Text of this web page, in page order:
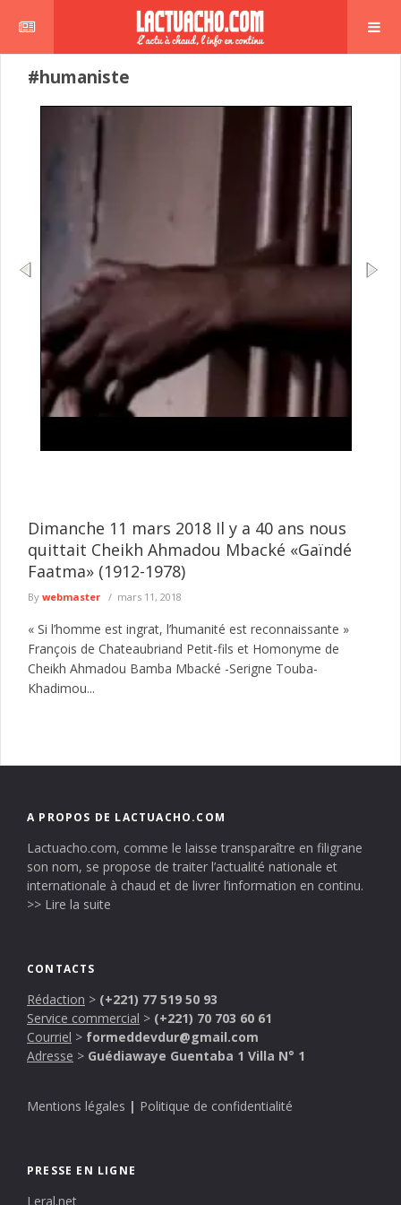
#humaniste
Dimanche 11 mars 2018 Il y a 40 ans nous
quittait Cheikh Ahmadou Mbacké «Gaïndé
Faatma» (1912-1978)
By webmaster mars 11, 2018
« Si l’homme est ingrat, l’humanité est reconnaissante »
François de Chateaubriand Petit-fils et Homonyme de
Cheikh Ahmadou Bamba Mbacké -Serigne Touba-
Khadimou...
A PROPOS DE LACTUACHO.COM
Lactuacho.com, comme le laisse transparaître en filigrane
son nom, se propose de traiter l’actualité nationale et
internationale à chaud et de livrer l’information en continu.
>> Lire la suite
CONTACTS
Rédaction > (+221) 77 519 50 93
Service commercial > (+221) 70 703 60 61
Courriel > formeddevdur@gmail.com
Adresse > Guédiawaye Guentaba 1 Villa N° 1
Mentions légales | Politique de confidentialité
PRESSE EN LIGNE
Leral.net